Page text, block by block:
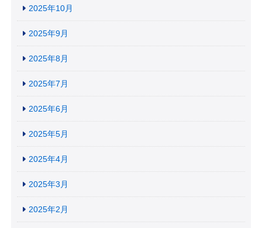
2025年10月
2025年9月
2025年8月
2025年7月
2025年6月
2025年5月
2025年4月
2025年3月
2025年2月